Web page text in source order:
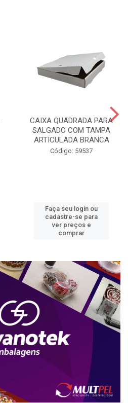
CAIXA QUADRADA PARA
SALGADO COM TAMPA
ARTICULADA BRANCA
Código: 59537
Faça seu login ou
cadastre-se para
ver preços e
comprar